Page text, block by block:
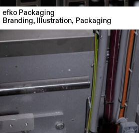
efko Packaging
Branding, Illustration, Packaging